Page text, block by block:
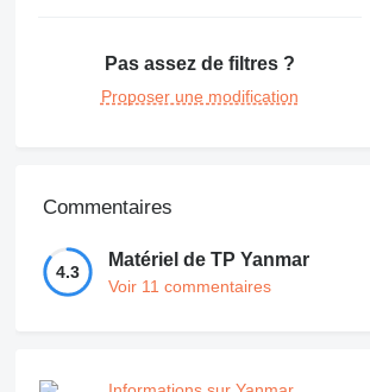
Pas assez de filtres ?
Proposer une modification
Commentaires
4.3
Matériel de TP Yanmar
Voir 11 commentaires